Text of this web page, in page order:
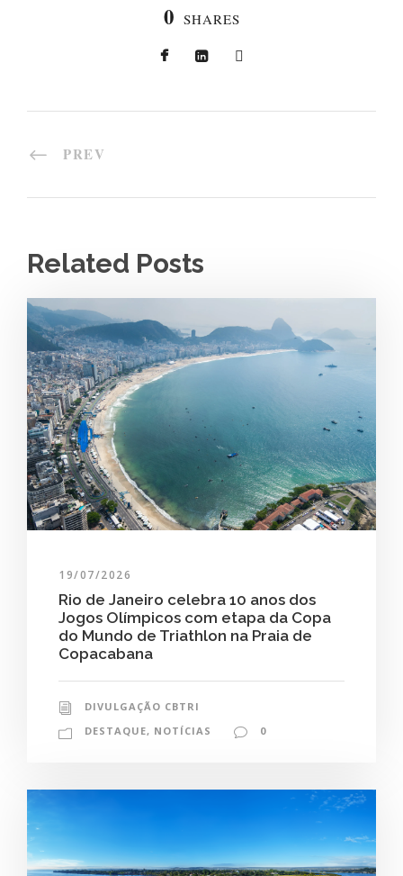
0 SHARES
PREV
Related Posts
19/07/2026
Rio de Janeiro celebra 10 anos dos
Jogos Olímpicos com etapa da Copa
do Mundo de Triathlon na Praia de
Copacabana
DIVULGAÇÃO CBTRI
DESTAQUE, NOTÍCIAS 0